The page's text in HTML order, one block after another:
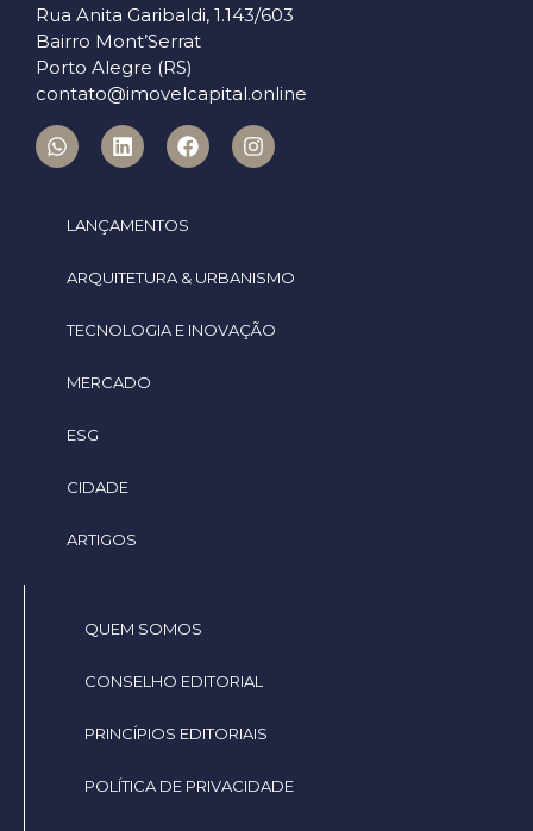
Rua Anita Garibaldi, 1.143/603
Bairro Mont’Serrat
Porto Alegre (RS)
contato@imovelcapital.online
LANÇAMENTOS
ARQUITETURA & URBANISMO
TECNOLOGIA E INOVAÇÃO
MERCADO
ESG
CIDADE
ARTIGOS
QUEM SOMOS
CONSELHO EDITORIAL
PRINCÍPIOS EDITORIAIS
POLÍTICA DE PRIVACIDADE